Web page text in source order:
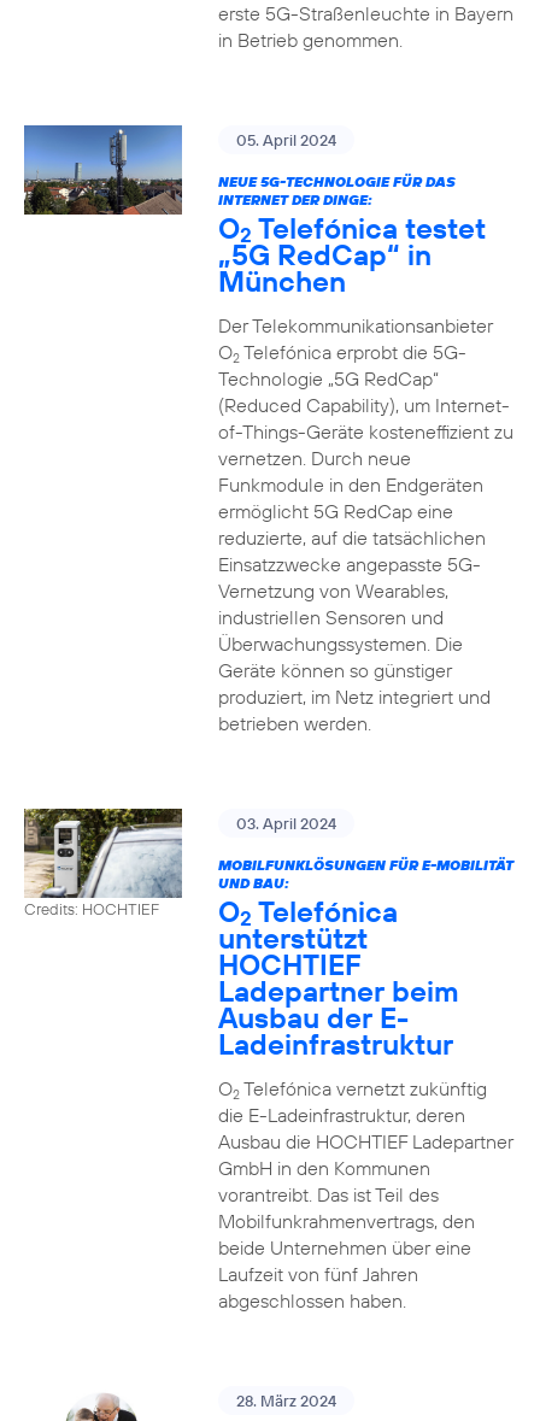
erste 5G-Straßenleuchte in Bayern
in Betrieb genommen.
05. April 2024
NEUE 5G-TECHNOLOGIE FÜR DAS
INTERNET DER DINGE:
O2 Telefónica testet
„5G RedCap“ in
München
Der Telekommunikationsanbieter
O2Telefónica erprobt die 5G-
Technologie „5G RedCap“
(Reduced Capability), um Internet-
of-Things-Geräte kosteneffizient zu
vernetzen. Durch neue
Funkmodule in den Endgeräten
ermöglicht 5G RedCap eine
reduzierte, auf die tatsächlichen
Einsatzzwecke angepasste 5G-
Vernetzung von Wearables,
industriellen Sensoren und
Überwachungssystemen. Die
Geräte können so günstiger
produziert, im Netz integriert und
betrieben werden.
Credits: HOCHTIEF
03. April 2024
MOBILFUNKLÖSUNGEN FÜR E-MOBILITÄT
UND BAU:
O2 Telefónica
unterstützt
HOCHTIEF
Ladepartner beim
Ausbau der E-
Ladeinfrastruktur
O2Telefónica vernetzt zukünftig
die E-Ladeinfrastruktur, deren
Ausbau die HOCHTIEF Ladepartner
GmbH in den Kommunen
vorantreibt. Das ist Teil des
Mobilfunkrahmenvertrags, den
beide Unternehmen über eine
Laufzeit von fünf Jahren
abgeschlossen haben.
28. März 2024